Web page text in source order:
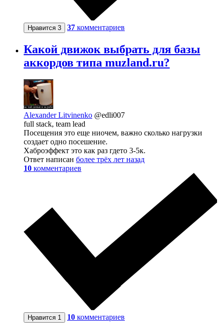
Нравится 3 37 комментариев
Какой движок выбрать для базы
аккордов типа muzland.ru?
Alexander Litvinenko @edli007
full stack, team lead
Посещения это еще ниочем, важно сколько нагрузки
создает одно посешение.
Хаброэффект это как раз гдето 3-5к.
Ответ написан более трёх лет назад
10 комментариев
Нравится 1 10 комментариев